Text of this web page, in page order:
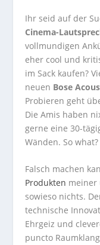
Ihr seid auf der
Cinema-
vollmundigen
eher cool und
im Sack kaufen?
neuen Bose
Probieren geht
Die Amis haben
gerne eine 30-
Wänden. So what?
Falsch machen
Produkten meiner
sowieso nichts.
technische
Ehrgeiz und
puncto